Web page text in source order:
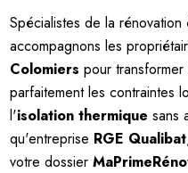
Spécialistes de la
accompagnons les
Colomiers pour
parfaitement les contraintes
l'isolation thermique sans
qu'entreprise RGE Qualibat
votre dossier